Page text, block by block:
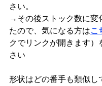
さい。
→その後ストック数に変
たので、気になる方はこ
クでリンクが開きます）
さい
形状はどの番手も類似し